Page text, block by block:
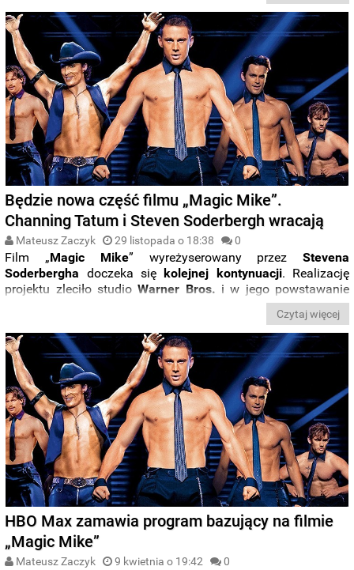
Będzie nowa część filmu „Magic Mike”.
Channing Tatum i Steven Soderbergh wracają
Mateusz Zaczyk 29 listopada o 18:38 0
Film „Magic Mike” wyreżyserowany przezStevena
Soderbergha doczeka siękolejnej kontynuacji. Realizację
projektu zleciło studioWarner Bros. i w jego powstawanie
Channing Tatum
Czytaj więcej
HBO Max zamawia program bazujący na filmie
„Magic Mike”
Mateusz Zaczyk 9 kwietnia o 19:42 0